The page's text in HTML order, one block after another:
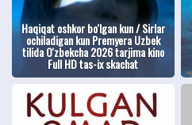
Haqiqat oshkor bo'lgan kun / Sirlar
ochiladigan kun Premyera Uzbek
tilida O'zbekcha 2026 tarjima kino
Full HD tas-ix skachat